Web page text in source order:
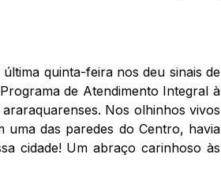
quinta-feira nos deu sinais de
de Atendimento Integral à
Nos olhinhos vivos
uma das paredes do Centro, havia
cidade! Um abraço carinhoso às